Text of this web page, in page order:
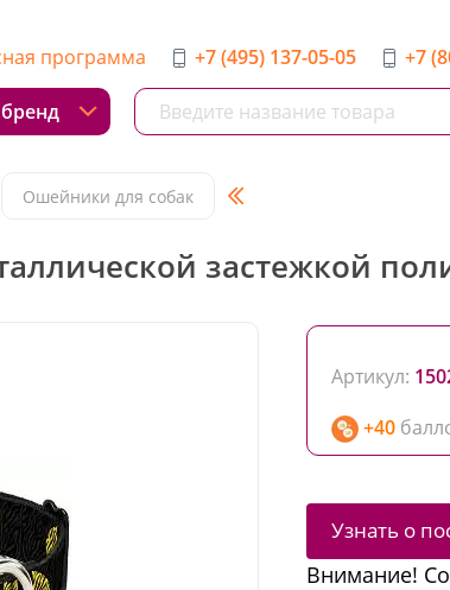
программа +7 (495) 137-05-05 +7
Ошейники для собак
застежкой
Артикул:
+40
Узнать о
Внимание!